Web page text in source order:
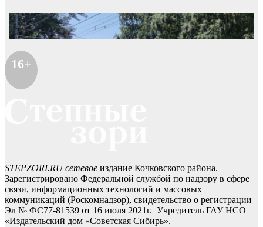
16+
STEPZORI.RU сетевое издание Кочковского района.
Зарегистрировано Федеральной службой по надзору в сфере
связи, информационных технологий и массовых
коммуникаций (Роскомнадзор), свидетельство о регистрации
Эл № ФС77-81539 от 16 июля 2021г. Учредитель ГАУ НСО
«Издательский дом «Советская Сибирь».